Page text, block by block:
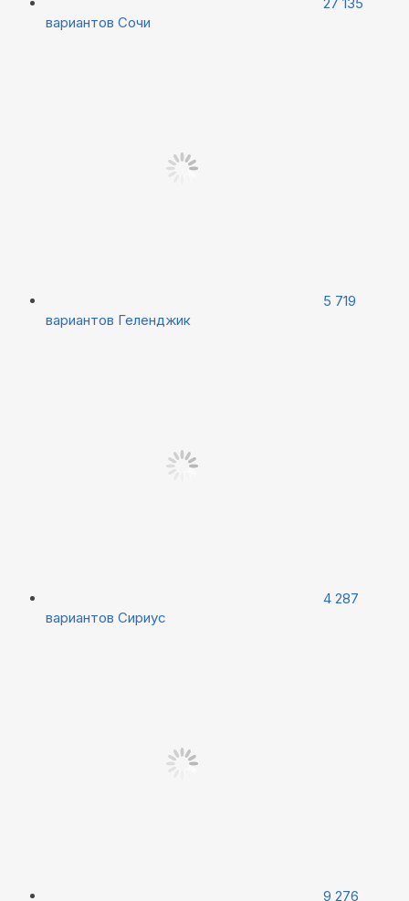
вариантов Сочи
5 719
вариантов Геленджик
4 287
вариантов Сириус
9 276